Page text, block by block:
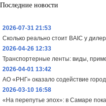
Последние новости
2026-07-31 21:53
Сколько реально стоит BAIC у
2026-04-26 12:33
Транспортерные ленты: виды,
2026-04-01 13:42
АО «РНГ» оказало содействие
2026-03-10 16:58
«На перепутье эпох»: в Самаре